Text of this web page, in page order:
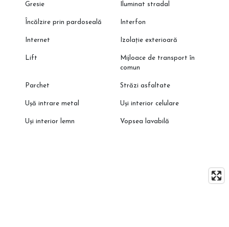
Gresie Iluminat stradal
Încălzire prin pardoseală Interfon
Internet Izolație exterioară
Lift
Mijloace de transport în
comun
Parchet Străzi asfaltate
Ușă intrare metal Uși interior celulare
Uși interior lemn Vopsea lavabilă